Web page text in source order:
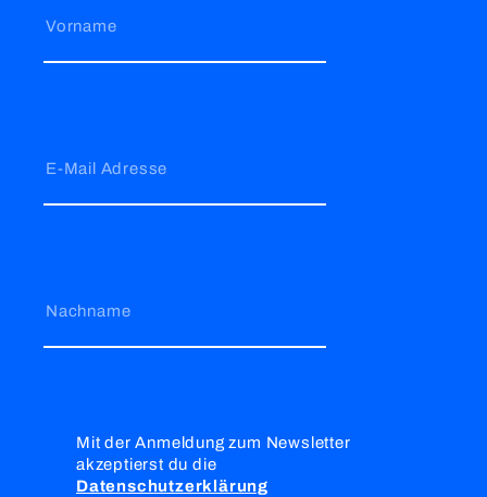
Vorname
E-Mail Adresse
Nachname
Mit der Anmeldung zum Newsletter
akzeptierst du die
Datenschutzerklärung